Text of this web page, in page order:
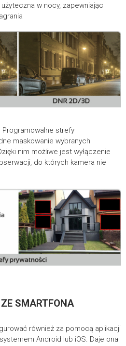
w nocy, zapewniając
Programowalne strefy
maskowanie wybranych
nim możliwe jest wyłączenie
do których kamera nie
SMARTFONA
również za pomocą aplikacji
Android lub iOS. Daje ona